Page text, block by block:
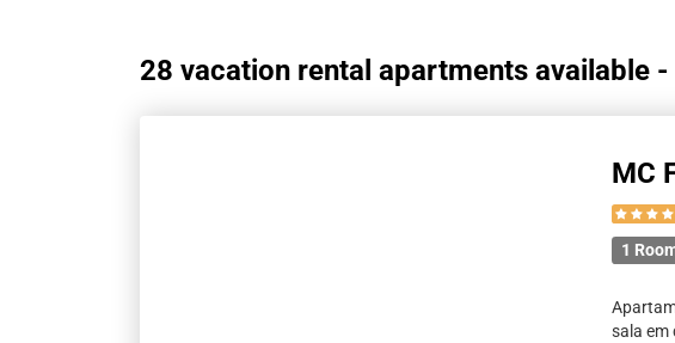
28 vacation rental apartments available -
MC
1
sala em